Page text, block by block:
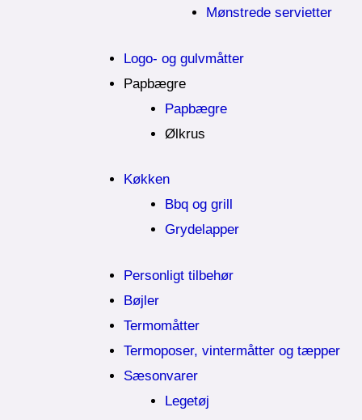
Mønstrede servietter
Logo- og gulvmåtter
Papbægre
Papbægre
Ølkrus
Køkken
Bbq og grill
Grydelapper
Personligt tilbehør
Bøjler
Termomåtter
Termoposer, vintermåtter og tæpper
Sæsonvarer
Legetøj